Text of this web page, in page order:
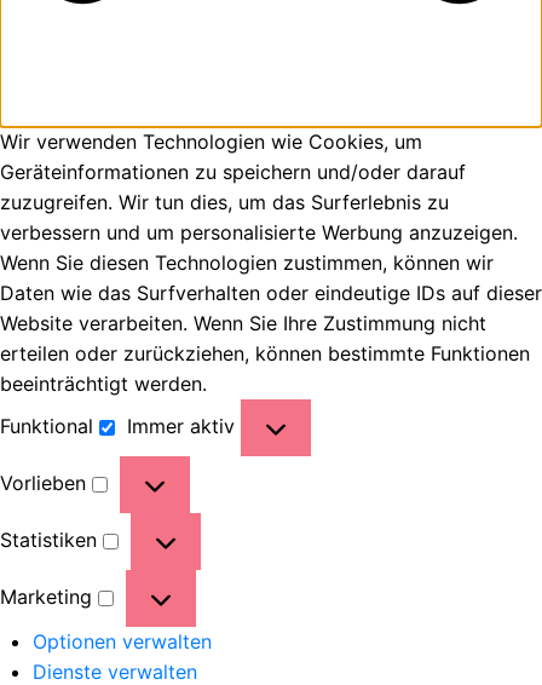
Wir verwenden Technologien wie Cookies, um
Geräteinformationen zu speichern und/oder darauf
zuzugreifen. Wir tun dies, um das Surferlebnis zu
verbessern und um personalisierte Werbung anzuzeigen.
Wenn Sie diesen Technologien zustimmen, können wir
Daten wie das Surfverhalten oder eindeutige IDs auf dieser
Website verarbeiten. Wenn Sie Ihre Zustimmung nicht
erteilen oder zurückziehen, können bestimmte Funktionen
beeinträchtigt werden.
Funktional
Immer aktiv
Vorlieben
Statistiken
Marketing
Optionen verwalten
Dienste verwalten